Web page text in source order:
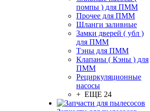
помпы ) для ПММ
Прочее для ПММ
Шланги заливные
Замки дверей ( убл )
для ПММ
Тэны для ПММ
Клапаны ( Кэны ) для
ПММ
Рециркуляционные
насосы
+ ЕЩЕ 24